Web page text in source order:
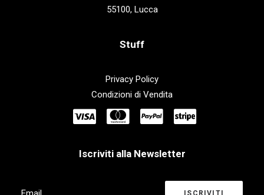
55100, Lucca
Stuff
Privacy Policy
Condizioni di Vendita
Iscriviti alla Newsletter